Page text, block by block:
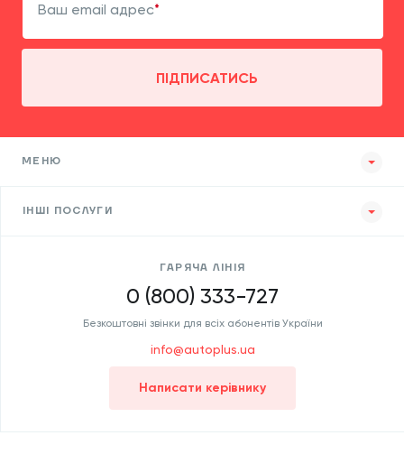
Ваш email адрес
ПІДПИСАТИСЬ
МЕНЮ
ІНШІ ПОСЛУГИ
ГАРЯЧА ЛІНІЯ
0 (800) 333-727
Безкоштовні звінки для всіх абонентів України
info@autoplus.ua
Написати керівнику